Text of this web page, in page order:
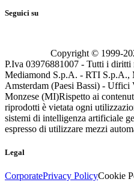
Seguici su
Copyright © 1999-
P.Iva 03976881007 - Tutti i diritti
Mediamond S.p.A. - RTI S.p.A.,
Amsterdam (Paesi Bassi) -
Monzese (MI)Rispetto ai
riprodotti è vietata ogni
sistemi di intelligenza artificiale
espresso di utilizzare mezzi
Legal
CorporatePrivacy PolicyCookie